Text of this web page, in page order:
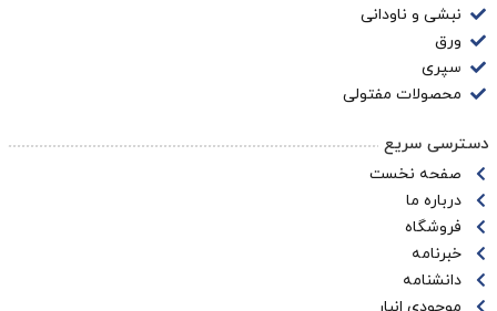
نبشی و ناودانی
ورق
سپری
محصولات مفتولی
دسترسی سریع
صفحه نخست
درباره ما
فروشگاه
خبرنامه
دانشنامه
موجودی انبار